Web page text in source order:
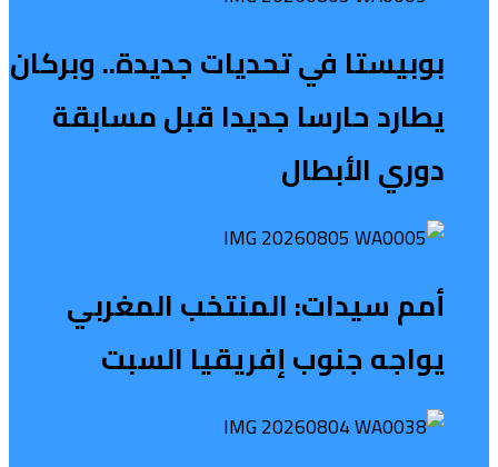
بوبيستا في تحديات جديدة.. وبركان
يطارد حارسا جديدا قبل مسابقة
دوري الأبطال
أمم سيدات: المنتخب المغربي
يواجه جنوب إفريقيا السبت